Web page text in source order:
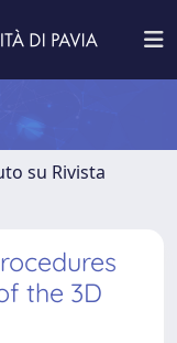
su Rivista
the 3D